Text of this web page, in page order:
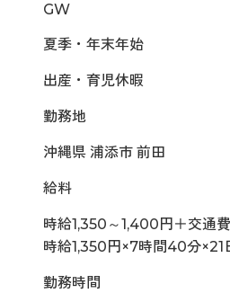
GW
夏季・年末年始
出産・育児休暇
勤務地
沖縄県 浦添市 前田
給料
時給1,350～1,400円＋交通
時給1,350円×7時間40分
勤務時間